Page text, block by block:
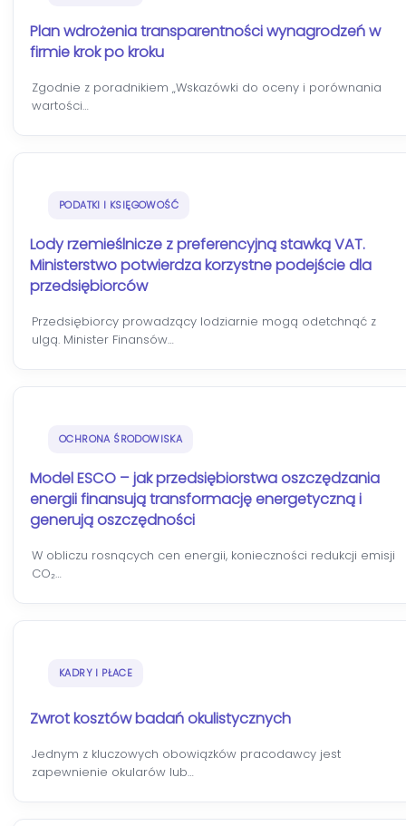
Plan wdrożenia transparentności wynagrodzeń w
firmie krok po kroku
Zgodnie z poradnikiem „Wskazówki do oceny i porównania
wartości…
PODATKI I KSIĘGOWOŚĆ
Lody rzemieślnicze z preferencyjną stawką VAT.
Ministerstwo potwierdza korzystne podejście dla
przedsiębiorców
Przedsiębiorcy prowadzący lodziarnie mogą odetchnąć z
ulgą. Minister Finansów…
OCHRONA ŚRODOWISKA
Model ESCO – jak przedsiębiorstwa oszczędzania
energii finansują transformację energetyczną i
generują oszczędności
W obliczu rosnących cen energii, konieczności redukcji emisji
CO₂…
KADRY I PŁACE
Zwrot kosztów badań okulistycznych
Jednym z kluczowych obowiązków pracodawcy jest
zapewnienie okularów lub…